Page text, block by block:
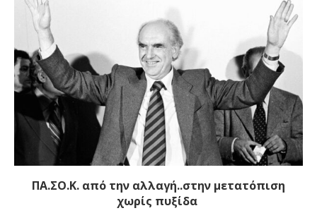
ΠΑ.ΣΟ.Κ. από την αλλαγή..στην μετατόπιση
χωρίς πυξίδα